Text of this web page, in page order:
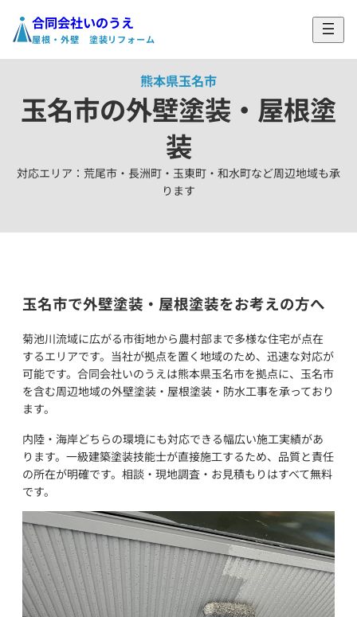
合同会社いのうえ
屋根・外壁 塗装リフォーム
ホーム › 対応エリア ›
熊本県玉名市
玉名市の外壁塗装・屋根塗
装
対応エリア：荒尾市・長洲町・玉東町・和水町など周辺地域も承
ります
玉名市で外壁塗装・屋根塗装をお考えの方へ
菊池川流域に広がる市街地から農村部まで多様な住宅が点在
するエリアです。当社が拠点を置く地域のため、迅速な対応が
可能です。合同会社いのうえは熊本県玉名市を拠点に、玉名市
を含む周辺地域の外壁塗装・屋根塗装・防水工事を承っており
ます。
内陸・海岸どちらの環境にも対応できる幅広い施工実績があ
ります。一級建築塗装技能士が直接施工するため、品質と責任
の所在が明確です。相談・現地調査・お見積もりはすべて無料
です。